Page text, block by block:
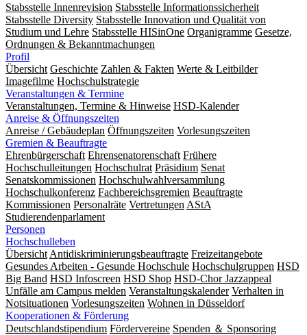
Stabsstelle Innenrevision Stabsstelle In­for­ma­ti­ons­sicher­heit
Stabsstelle Diversity Stabsstelle Innovation und Qualität von
Studium und Lehre Stabsstelle HISinOne Organigramme Gesetze,
Ordnungen & Bekanntmachungen
Profil
Übersicht Geschichte Zahlen & Fakten Werte & Leitbilder
Imagefilme Hochschulstrategie
Veranstaltungen & Termine
Veranstaltungen, Termine & Hinweise HSD-Kalender
Anreise & Öffnungszeiten
Anreise / Gebäudeplan Öffnungszeiten Vorlesungszeiten
Gremien & Beauftragte
Ehrenbürgerschaft Ehrensenatorenschaft Frühere
Hochschulleitungen Hochschulrat Präsidium Senat
Senatskommissionen Hochschulwahlversammlung
Hochschulkonferenz Fachbereichsgremien Beauftragte
Kommissionen Personalräte Vertretungen AStA
Studierendenparlament
Personen
Hochschulleben
Übersicht Antidiskriminierungsbeauftragte Freizeitangebote
Gesundes Arbeiten - Gesunde Hochschule Hochschulgruppen HSD
Big Band HSD Infoscreen HSD Shop HSD-Chor Jazzappeal
Unfälle am Campus melden Veranstaltungskalender Verhalten in
Notsituationen Vorlesungszeiten Wohnen in Düsseldorf
Kooperationen & Förderung
Deutschlandstipendium Fördervereine Spenden ＆ Sponsoring